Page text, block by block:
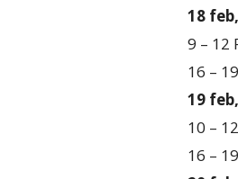
18
9 – 12
16 –
19
10 –
16 –